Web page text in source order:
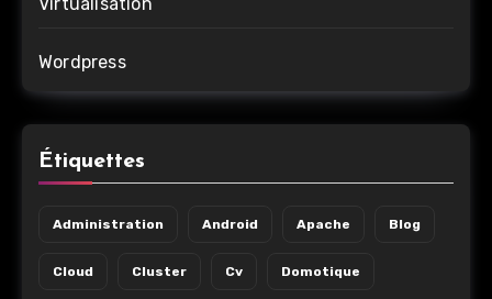
Wordpress
Étiquettes
Administration Android Apache Blog
Cloud Cluster Cv Domotique